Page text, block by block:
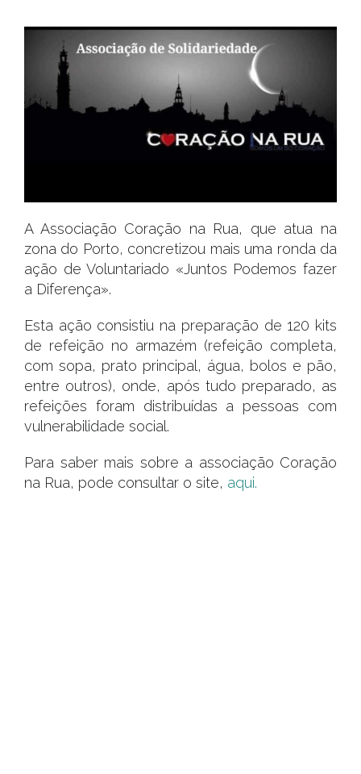
A Associação Coração na Rua, que atua na
zona do Porto, concretizou mais uma ronda da
ação de Voluntariado «Juntos Podemos fazer
a Diferença».
Esta ação consistiu na preparação de 120 kits
de refeição no armazém (refeição completa,
com sopa, prato principal, água, bolos e pão,
entre outros), onde, após tudo preparado, as
refeições foram distribuídas a pessoas com
vulnerabilidade social.
Para saber mais sobre a associação Coração
na Rua, pode consultar o site, aqui.